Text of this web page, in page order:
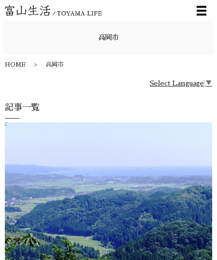
メ
高岡市
HOME 高岡市
Select Language ▼
記事一覧